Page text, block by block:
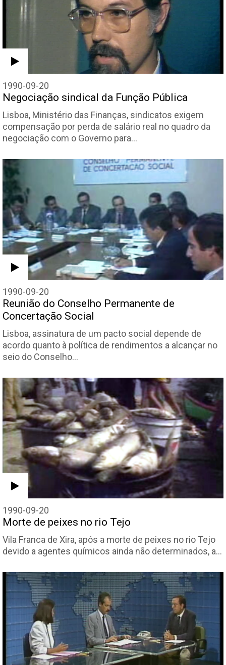
1990-09-20
Negociação sindical da Função Pública
Lisboa, Ministério das Finanças, sindicatos exigem
compensação por perda de salário real no quadro da
negociação com o Governo para…
1990-09-20
Reunião do Conselho Permanente de
Concertação Social
Lisboa, assinatura de um pacto social depende de
acordo quanto à política de rendimentos a alcançar no
seio do Conselho…
1990-09-20
Morte de peixes no rio Tejo
Vila Franca de Xira, após a morte de peixes no rio Tejo
devido a agentes químicos ainda não determinados, a…